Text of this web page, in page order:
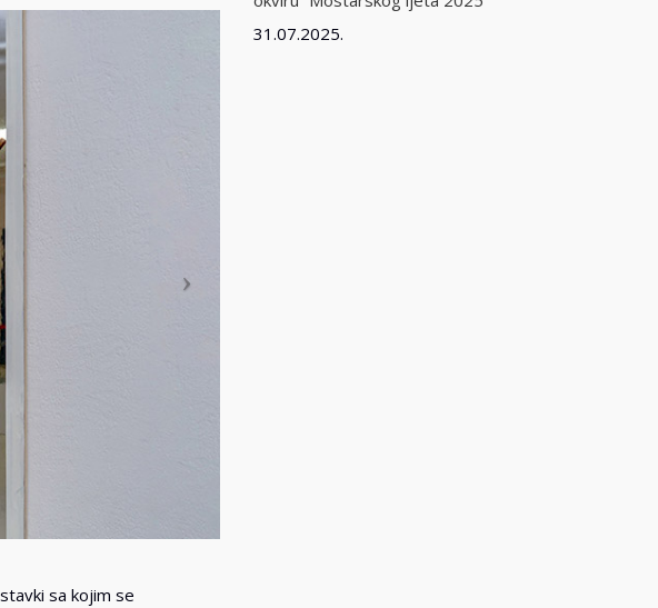
sa kojim se
31.07.2025.